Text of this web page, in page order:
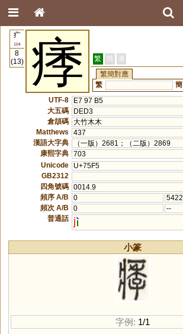
疒
104
8
(13)
痵 繁 簡 港
繁簡對應
繁
簡
UTF-8
E7 97 B5
大五碼
DED3
倉頡碼 大竹木木
Matthews
437
漢語大字典
（一版）2681；（二版）2869
康熙字典 703
Unicode
U+75F5
GB2312
四角號碼 0014.9
頻序 A/B
0
5422
頻次 A/B
0
--
普通話
j
小篆
字例: 1/1